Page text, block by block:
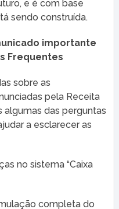
e é com base
sendo construída.
importante
Frequentes
sobre as
pela Receita
algumas das perguntas
a esclarecer as
no sistema “Caixa
completa do